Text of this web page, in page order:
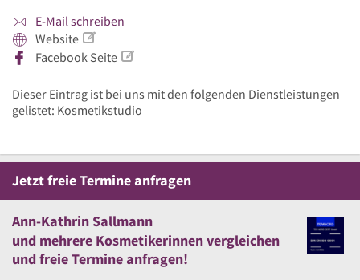
E-Mail schreiben
Website
Facebook Seite
Dieser Eintrag ist bei uns mit den folgenden Dienstleistungen
gelistet: Kosmetikstudio
JetztfreieTermine anfragen
Ann-Kathrin Sallmann
und mehrere Kosmetikerinnen vergleichen
undfreieTermine anfragen!